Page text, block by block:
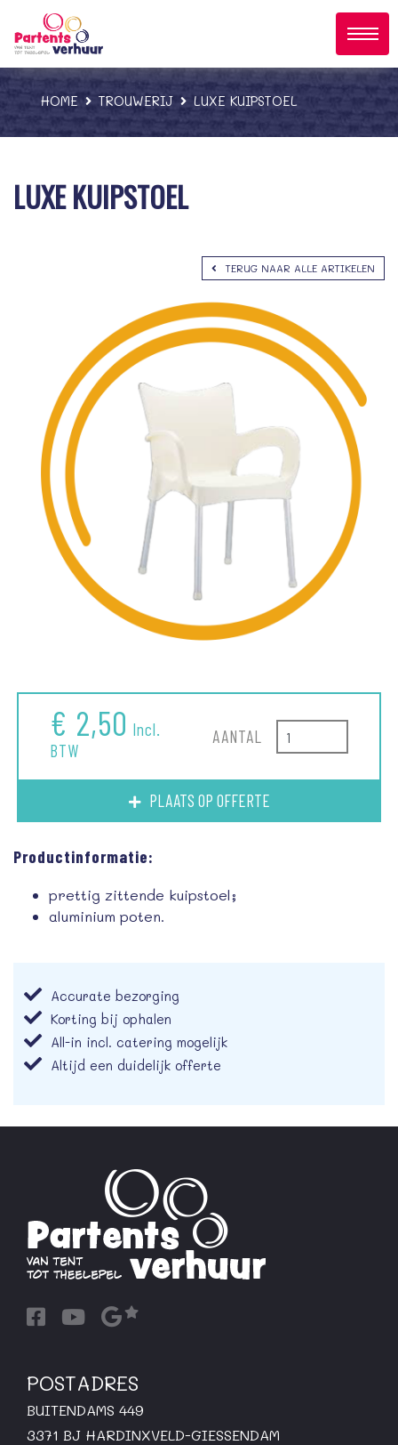
HOME TROUWERIJ LUXE KUIPSTOEL
LUXE KUIPSTOEL
TERUG NAAR ALLE ARTIKELEN
€ 2,50 Incl.
BTW
AANTAL
PLAATS OP OFFERTE
Productinformatie:
prettig zittende kuipstoel;
aluminium poten.
Accurate bezorging
Korting bij ophalen
All-in incl. catering mogelijk
Altijd een duidelijk offerte
POSTADRES
BUITENDAMS 449
3371 BJ HARDINXVELD-GIESSENDAM